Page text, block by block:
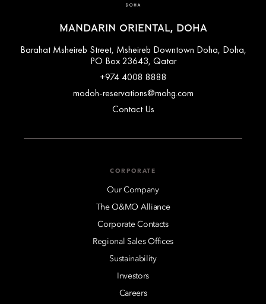
MANDARIN ORIENTAL, DOHA
Barahat Msheireb Street, Msheireb Downtown Doha, Doha,
PO Box 23643, Qatar
+974 4008 8888
modoh-reservations@mohg.com
Contact Us
CORPORATE
Our Company
The O&MO Alliance
Corporate Contacts
Regional Sales Offices
Sustainability
Investors
Careers